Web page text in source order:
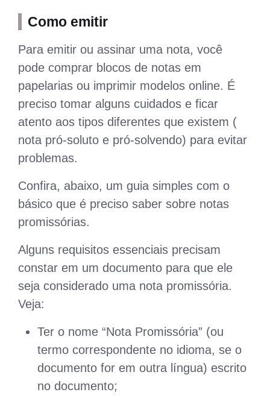
Como emitir
Para emitir ou assinar uma nota, você
pode comprar blocos de notas em
papelarias ou imprimir modelos online. É
preciso tomar alguns cuidados e ficar
atento aos tipos diferentes que existem (
nota pró-soluto e pró-solvendo) para evitar
problemas.
Confira, abaixo, um guia simples com o
básico que é preciso saber sobre notas
promissórias.
Alguns requisitos essenciais precisam
constar em um documento para que ele
seja considerado uma nota promissória.
Veja:
Ter o nome “Nota Promissória” (ou
termo correspondente no idioma, se o
documento for em outra língua) escrito
no documento;